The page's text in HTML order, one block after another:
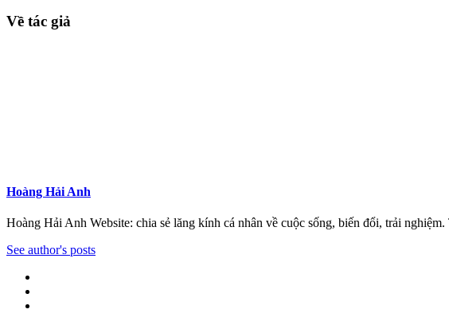
Về tác giả
Hoàng Hải Anh
Hoàng Hải Anh Website: chia sẻ lăng kính cá nhân về cuộc sống, biến đổi, trải
See author's posts